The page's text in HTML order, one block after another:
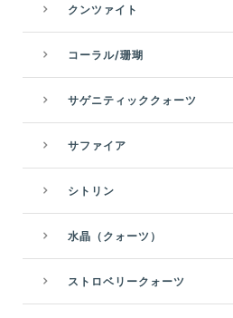
クンツァイト
コーラル/珊瑚
サゲニティッククォーツ
サファイア
シトリン
水晶（クォーツ）
ストロベリークォーツ